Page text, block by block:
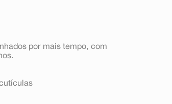
por mais tempo, com